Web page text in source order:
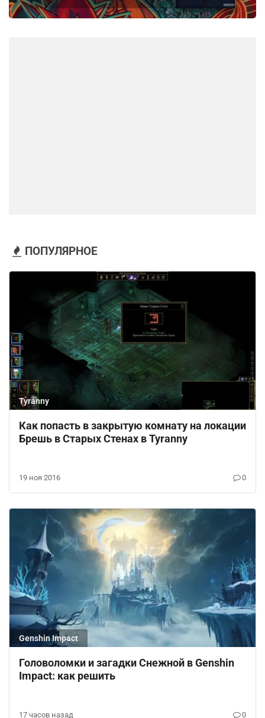
ПОПУЛЯРНОЕ
Tyranny
Как попасть в закрытую комнату на локации
Брешь в Старых Стенах в Tyranny
19 ноя 2016 0
Genshin Impact
Головоломки и загадки Снежной в Genshin
Impact: как решить
17 часов назад 0